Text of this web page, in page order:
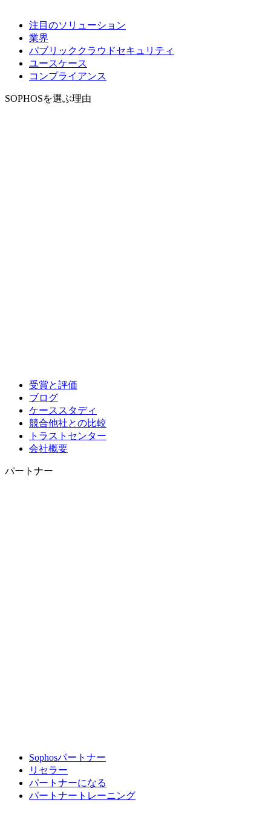
注目のソリューション
業界
パブリッククラウドセキュリティ
ユースケース
コンプライアンス
SOPHOSを選ぶ理由
受賞と評価
ブログ
ケーススタディ
競合他社との比較
トラストセンター
会社概要
パートナー
Sophosパートナー
リセラー
パートナーになる
パートナートレーニング